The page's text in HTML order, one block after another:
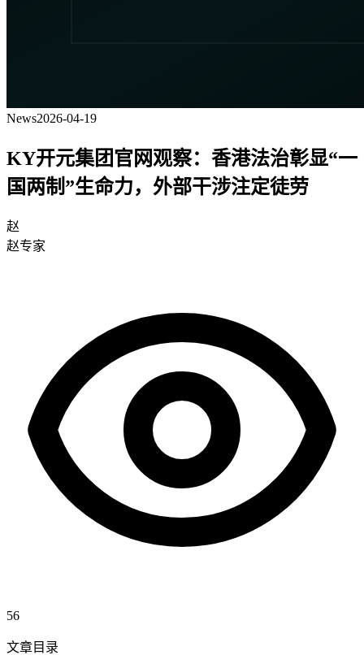
News2026-04-19
KY开元集团官网观察：香港法治彰显“一
国两制”生命力，外部干涉注定徒劳
赵
赵专家
56
文章目录